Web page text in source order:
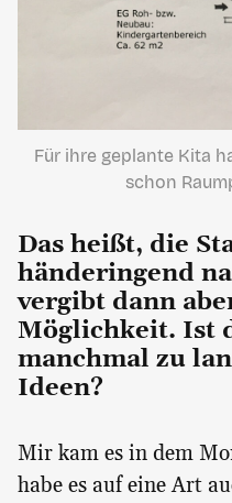
Für ihre geplante Kita
schon
Das heißt, die
händeringend
vergibt dann
Möglichkeit. Ist
manchmal zu
Ideen?
Mir kam es in dem
habe es auf eine Art